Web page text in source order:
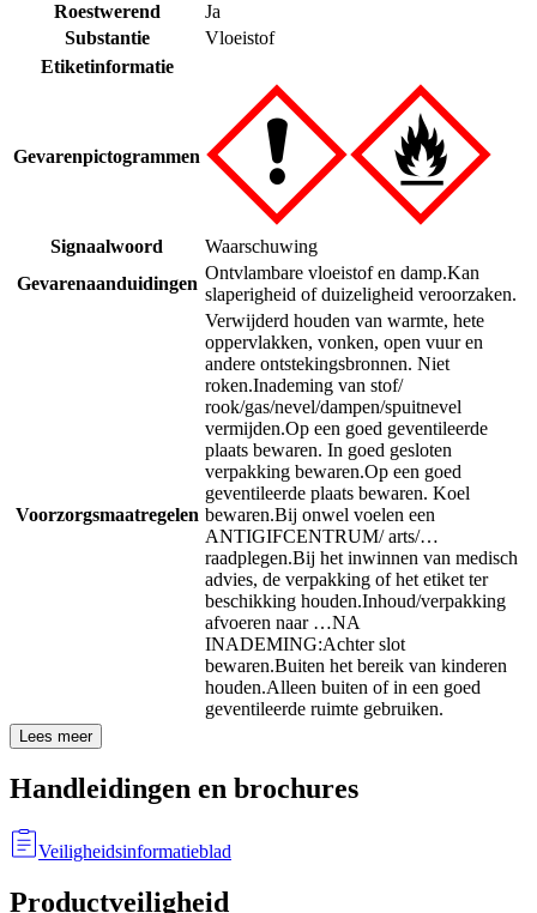
Roestwerend
Ja
Substantie
Vloeistof
Etiketinformatie
Gevarenpictogrammen
Signaalwoord
Waarschuwing
Gevarenaanduidingen
Ontvlambare vloeistof en damp.Kan
slaperigheid of duizeligheid veroorzaken.
Voorzorgsmaatregelen
Verwijderd houden van warmte, hete
oppervlakken, vonken, open vuur en
andere ontstekingsbronnen. Niet
roken.Inademing van stof/
rook/gas/nevel/dampen/spuitnevel
vermijden.Op een goed geventileerde
plaats bewaren. In goed gesloten
verpakking bewaren.Op een goed
geventileerde plaats bewaren. Koel
bewaren.Bij onwel voelen een
ANTIGIFCENTRUM/ arts/…
raadplegen.Bij het inwinnen van medisch
advies, de verpakking of het etiket ter
beschikking houden.Inhoud/verpakking
afvoeren naar …NA
INADEMING:Achter slot
bewaren.Buiten het bereik van kinderen
houden.Alleen buiten of in een goed
geventileerde ruimte gebruiken.
Lees meer
Handleidingen en brochures
Veiligheidsinformatieblad
Productveiligheid